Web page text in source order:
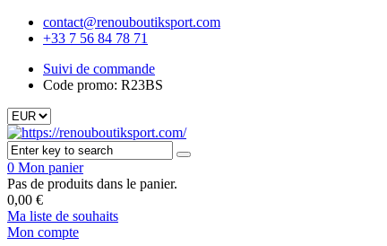
contact@renouboutiksport.com
+33 7 56 84 78 71
Suivi de commande
Code promo: R23BS
0 Mon panier
Pas de produits dans le panier.
0,00 €
Ma liste de souhaits
Mon compte